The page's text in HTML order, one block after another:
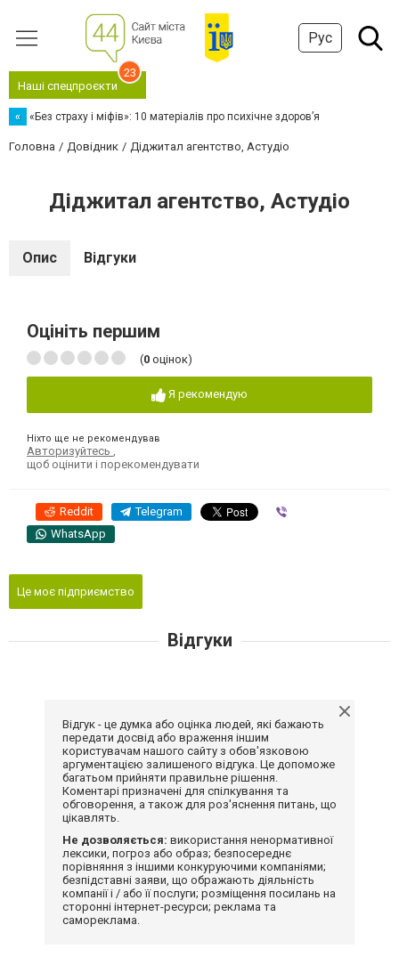
Рус
Наші спецпроєкти
23
« «Без страху і міфів»: 10 матеріалів про психічне здоров’я
Головна Довідник Діджитал агентство, Астудіо
Діджитал агентство, Астудіо
Опис Відгуки
Оцініть першим
(0 оцінок)
Я рекомендую
Ніхто ще не рекомендував
Авторизуйтесь
щоб оцінити і порекомендувати
Reddit Telegram
WhatsApp
Це моє підприємство
Відгуки
Відгук - це думка або оцінка людей, які бажають
передати досвід або враження іншим
користувачам нашого сайту з обов'язковою
аргументацією залишеного відгука. Це допоможе
багатьом прийняти правильне рішення.
Коментарі призначені для спілкування та
обговорення, а також для роз'яснення питань, що
цікавлять.
Не дозволяється: використання ненормативної
лексики, погроз або образ; безпосереднє
порівняння з іншими конкуруючими компаніями;
безпідставні заяви, що ображають діяльність
компанії і / або її послуги; розміщення посилань на
сторонні інтернет-ресурси; реклама та
самореклама.